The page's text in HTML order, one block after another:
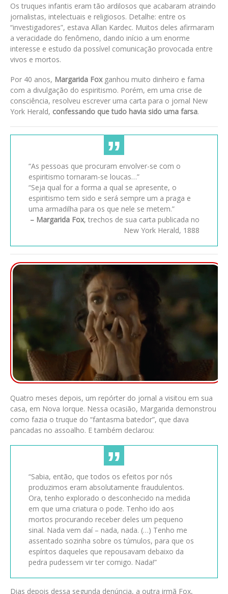
Os truques infantis eram tão ardilosos que acabaram atraindo
jornalistas, intelectuais e religiosos. Detalhe: entre os
“investigadores”, estava Allan Kardec. Muitos deles afirmaram
a veracidade do fenômeno, dando início a um enorme
interesse e estudo da possível comunicação provocada entre
vivos e mortos.
Por 40 anos, Margarida Foxganhou muito dinheiro e fama
com a divulgação do espiritismo. Porém, em uma crise de
consciência, resolveu escrever uma carta para o jornal New
York Herald, confessando que tudo havia sido uma farsa.
“As pessoas que procuram envolver-se com o
espiritismo tornaram-se loucas…”
“Seja qual for a forma a qual se apresente, o
espiritismo tem sido e será sempre um a praga e
uma armadilha para os que nele se metem.”
– Margarida Fox, trechos de sua carta publicada no
New York Herald, 1888
Quatro meses depois, um repórter do jornal a visitou em sua
casa, em Nova Iorque. Nessa ocasião, Margarida demonstrou
como fazia o truque do “fantasma batedor”, que dava
pancadas no assoalho. E também declarou:
“Sabia, então, que todos os efeitos por nós
produzimos eram absolutamente fraudulentos.
Ora, tenho explorado o desconhecido na medida
em que uma criatura o pode. Tenho ido aos
mortos procurando receber deles um pequeno
sinal. Nada vem daí – nada, nada. (…) Tenho me
assentado sozinha sobre os túmulos, para que os
espíritos daqueles que repousavam debaixo da
pedra pudessem vir ter comigo. Nada!”
Dias depois dessa segunda denúncia, a outra irmã Fox,